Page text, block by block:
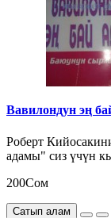
Вавилондун эң
Роберт
адамы" сиз үчүн
200Сом
Сатып алам